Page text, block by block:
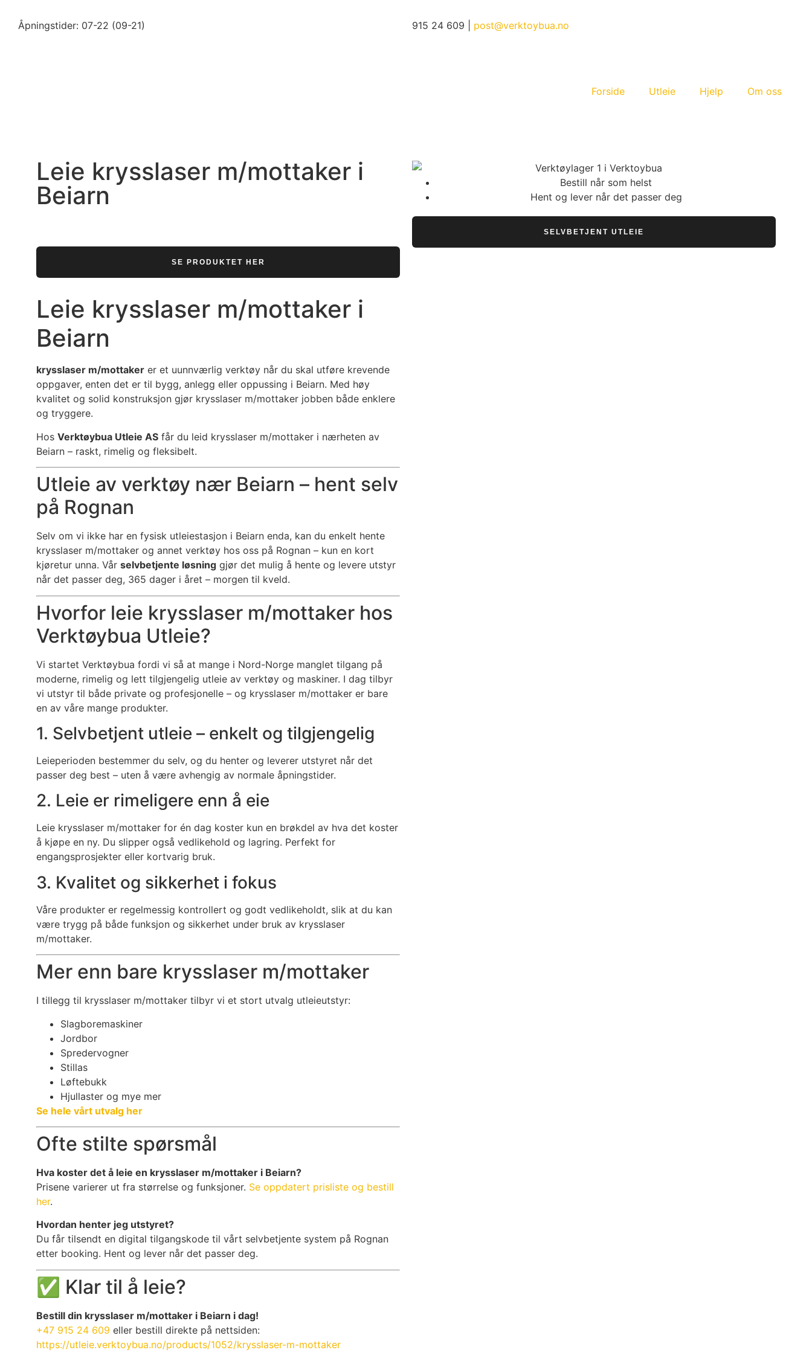
Åpningstider: 07-22 (09-21) 915 24 609 | post@verktoybua.no
Forside Utleie Hjelp Om oss
Leie krysslaser m/mottaker i
Beiarn
SE PRODUKTET HER
Leie krysslaser m/mottaker i
Beiarn
krysslaser m/mottaker er et uunnværlig verktøy når du skal utføre krevende
oppgaver, enten det er til bygg, anlegg eller oppussing i Beiarn. Med høy
kvalitet og solid konstruksjon gjør krysslaser m/mottaker jobben både enklere
og tryggere.
Hos Verktøybua Utleie AS får du leid krysslaser m/mottaker i nærheten av
Beiarn – raskt, rimelig og fleksibelt.
Utleie av verktøy nær Beiarn – hent selv
på Rognan
Selv om vi ikke har en fysisk utleiestasjon i Beiarn enda, kan du enkelt hente
krysslaser m/mottaker og annet verktøy hos oss på Rognan – kun en kort
kjøretur unna. Vår selvbetjente løsning gjør det mulig å hente og levere utstyr
når det passer deg, 365 dager i året – morgen til kveld.
Hvorfor leie krysslaser m/mottaker hos
Verktøybua Utleie?
Vi startet Verktøybua fordi vi så at mange i Nord-Norge manglet tilgang på
moderne, rimelig og lett tilgjengelig utleie av verktøy og maskiner. I dag tilbyr
vi utstyr til både private og profesjonelle – og krysslaser m/mottaker er bare
en av våre mange produkter.
1. Selvbetjent utleie – enkelt og tilgjengelig
Leieperioden bestemmer du selv, og du henter og leverer utstyret når det
passer deg best – uten å være avhengig av normale åpningstider.
2. Leie er rimeligere enn å eie
Leie krysslaser m/mottaker for én dag koster kun en brøkdel av hva det koster
å kjøpe en ny. Du slipper også vedlikehold og lagring. Perfekt for
engangsprosjekter eller kortvarig bruk.
3. Kvalitet og sikkerhet i fokus
Våre produkter er regelmessig kontrollert og godt vedlikeholdt, slik at du kan
være trygg på både funksjon og sikkerhet under bruk av krysslaser
m/mottaker.
Mer enn bare krysslaser m/mottaker
I tillegg til krysslaser m/mottaker tilbyr vi et stort utvalg utleieutstyr:
Slagboremaskiner
Jordbor
Spredervogner
Stillas
Løftebukk
Hjullaster og mye mer
Se hele vårt utvalg her
Ofte stilte spørsmål
Hva koster det å leie en krysslaser m/mottaker i Beiarn?
Prisene varierer ut fra størrelse og funksjoner. Se oppdatert prisliste og bestill
her.
Hvordan henter jeg utstyret?
Du får tilsendt en digital tilgangskode til vårt selvbetjente system på Rognan
etter booking. Hent og lever når det passer deg.
✅ Klar til å leie?
Bestill din krysslaser m/mottaker i Beiarn i dag!
+47 915 24 609 eller bestill direkte på nettsiden:
https://utleie.verktoybua.no/products/1052/krysslaser-m-mottaker
Bestill når som helst
Hent og lever når det passer deg
SELVBETJENT UTLEIE